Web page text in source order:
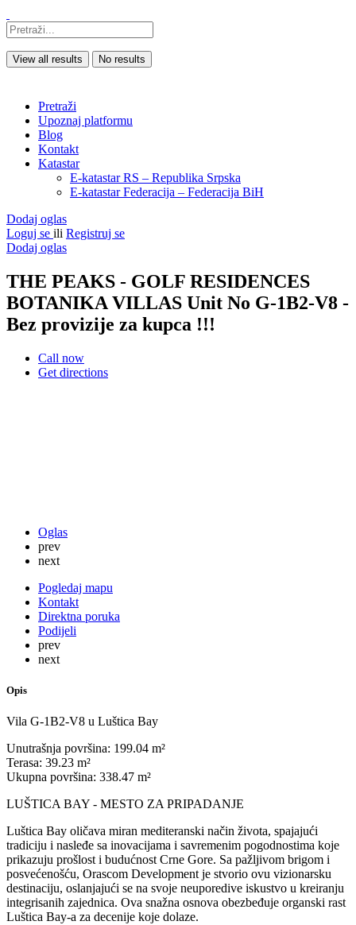
View all results No results
Pretraži
Upoznaj platformu
Blog
Kontakt
Katastar
E-katastar RS – Republika Srpska
E-katastar Federacija – Federacija BiH
Dodaj oglas
Loguj se ili Registruj se
Dodaj oglas
THE PEAKS - GOLF RESIDENCES
BOTANIKA VILLAS Unit No G-1B2-V8 -
Bez provizije za kupca !!!
Call now
Get directions
Oglas
prev
next
Pogledaj mapu
Kontakt
Direktna poruka
Podijeli
prev
next
Opis
Vila G-1B2-V8 u Luštica Bay
Unutrašnja površina: 199.04 m²
Terasa: 39.23 m²
Ukupna površina: 338.47 m²
LUŠTICA BAY - MESTO ZA PRIPADANJE
Luštica Bay oličava miran mediteranski način života, spajajući
tradiciju i nasleđe sa inovacijama i savremenim pogodnostima koje
prikazuju prošlost i budućnost Crne Gore. Sa pažljivom brigom i
posvećenošću, Orascom Development je stvorio ovu vizionarsku
destinaciju, oslanjajući se na svoje neuporedive iskustvo u kreiranju
integrisanih zajednica. Ova snažna osnova obezbeđuje organski rast
Luštica Bay-a za decenije koje dolaze.